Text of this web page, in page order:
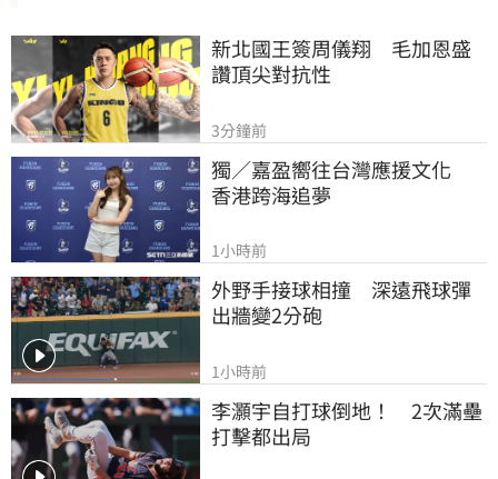
新北國王簽周儀翔　毛加恩盛
讚頂尖對抗性
3分鐘前
獨／嘉盈嚮往台灣應援文化
香港跨海追夢
1小時前
外野手接球相撞　深遠飛球彈
出牆變2分砲
1小時前
李灝宇自打球倒地！　2次滿壘
打擊都出局